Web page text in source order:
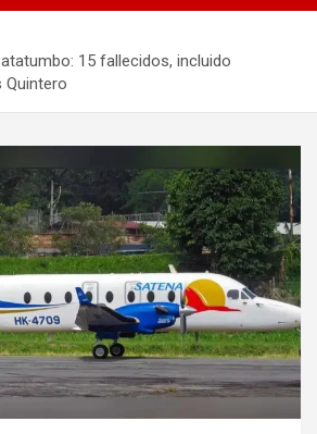
15 fallecidos, incluido
Quintero